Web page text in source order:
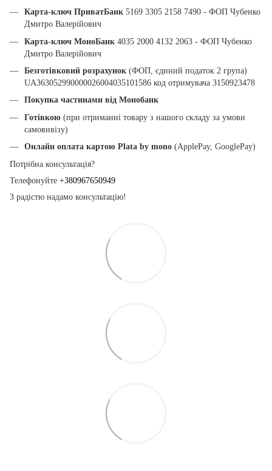
Карта-ключ ПриватБанк 5169 3305 2158 7490 - ФОП Чубенко
Дмитро Валерійович
Карта-ключ МоноБанк 4035 2000 4132 2063 - ФОП Чубенко
Дмитро Валерійович
Безготівковий розрахунок (ФОП, єдиний податок 2 група)
UA363052990000026004035101586 код отримувача 3150923478
Покупка частинами від Монобанк
Готівкою (при отриманні товару з нашого складу за умови
самовивізу)
Онлайн оплата картою Plata by mono (ApplePay, GooglePay)
Потрібна консультація?
Телефонуйте +380967650949
З радістю надамо консультацію!